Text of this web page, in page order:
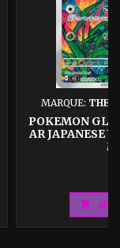
MARQUE: THE
POKEMON
AR JAPANESE
